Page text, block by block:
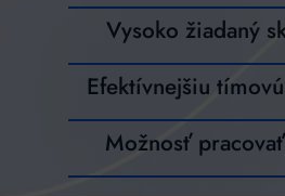
Vysoko žiadaný
Efektívnejšiu
Možnosť